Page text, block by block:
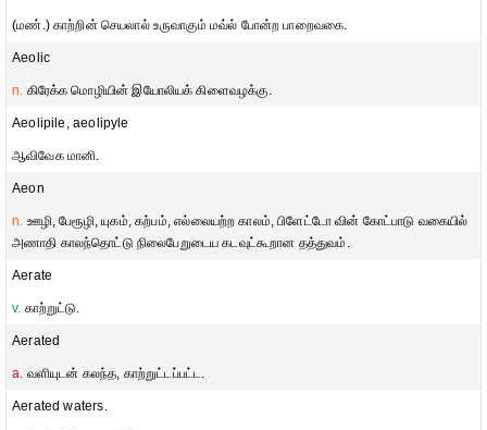
(மண்.) காற்றின் செயலால் உருவாகும் மவ்ல் போன்ற பாறைவகை.
Aeolic
n. கிரேக்க மொழியின் இயோலியக் கிளைவழக்கு.
Aeolipile, aeolipyle
ஆவிவேக மானி.
Aeon
n. ஊழி, பேரூழி, யுகம், கற்பம், எல்லையற்ற காலம், பிளேட்டோ வின் கோட்பாடு வகையில்
அணாதி காலந்தொட்டு நிலைபேறுடைய கடவுட்கூறான தத்துவம்.
Aerate
v. காற்றுட்டு.
Aerated
a. வளியுடன் கலந்த, காற்றுட்டப்பட்ட.
Aerated waters.